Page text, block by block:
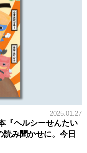
2025.01.27
『ヘルシーせんたい
み聞かせに。今日